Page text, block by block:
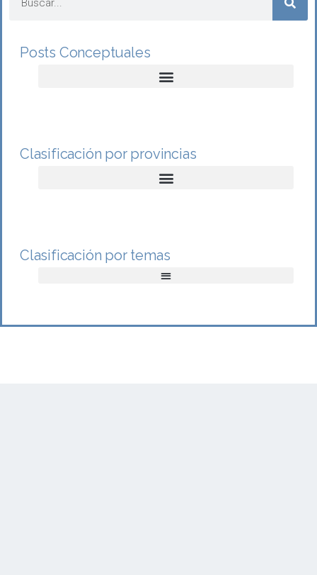
Posts Conceptuales
Clasificación por provincias
Clasificación por temas